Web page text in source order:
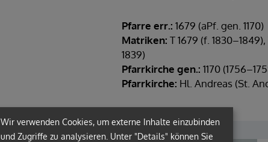
Pfarre err.: 1679 (aPf. gen. 1170)
Matriken: T 1679 (f.
1839)
Pfarrkirche gen.: 1170
Pfarrkirche: Hl. Andreas (St.
Wir verwenden Cookies, um externe Inhalte einzubinden
und Zugriffe zu analysieren. Unter "Details" können Sie